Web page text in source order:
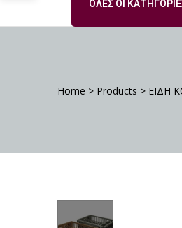
ΌΛΕΣ ΟΙ
Home > Products > ΕΙΔΗ